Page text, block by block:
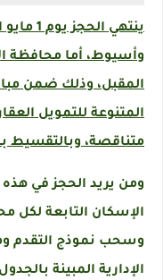
ينتهي
المقبل، وذلك ضمن
متناقصة، وبالتقسيط بحد
ومن يريد الحجز في هذه
الإسكان التابعة لكل
وسحب نموذج التقدم
الإدارية المبينة